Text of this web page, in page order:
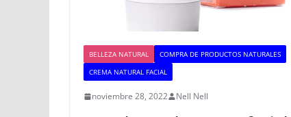
BELLEZA NATURAL
COMPRA DE PRODUCTOS NATURALES
CREMA NATURAL FACIAL
noviembre 28, 2022 Nell Nell